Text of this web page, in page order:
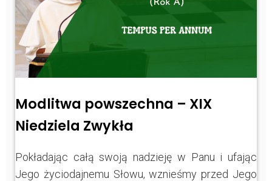
Modlitwa powszechna – XIX
Niedziela Zwykła
Pokładając całą swoją nadzieję w Panu i ufając
Jego życiodajnemu Słowu, wznieśmy przed Jego